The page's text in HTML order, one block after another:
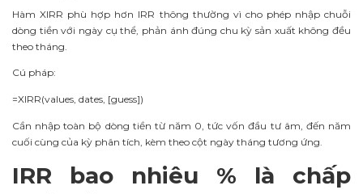
Hàm XIRR phù hợp hơn IRR thông thường vì cho phép nhập chuỗi
dòng tiền với ngày cụ thể, phản ánh đúng chu kỳ sản xuất không đều
theo tháng.
Cú pháp:
=XIRR(values, dates, [guess])
Cần nhập toàn bộ dòng tiền từ năm 0, tức vốn đầu tư âm, đến năm
cuối cùng của kỳ phân tích, kèm theo cột ngày tháng tương ứng.
IRR bao nhiêu % là chấp